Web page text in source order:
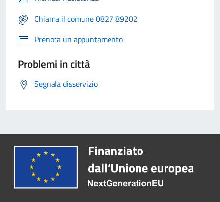
Chiama il comune 0827 89202
Prenota un appuntamento
Problemi in città
Segnala disservizio